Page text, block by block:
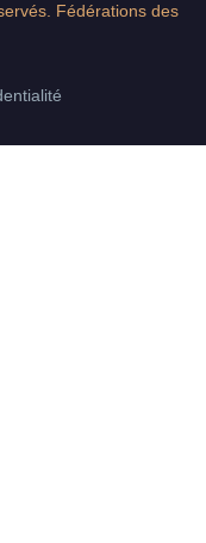
Fédérations des